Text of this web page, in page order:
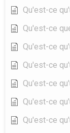
Qu'est-ce
Qu'est-ce
Qu'est-ce
Qu'est-ce
Qu'est-ce
Qu'est-ce
Qu'est-ce